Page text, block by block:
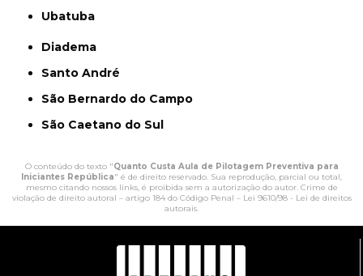
Ubatuba
Diadema
Santo André
São Bernardo do Campo
São Caetano do Sul
O conteúdo do texto "Quanto Custa Aula de Pilotagem Preventiva para
Iniciantes República" é de direito reservado. Sua reprodução, parcial ou total,
mesmo citando nossos links, é proibida sem a autorização do autor. Crime de
violação de direito autoral – artigo 184 do Código Penal – Lei 9610/98 - Lei de direitos
autorais.